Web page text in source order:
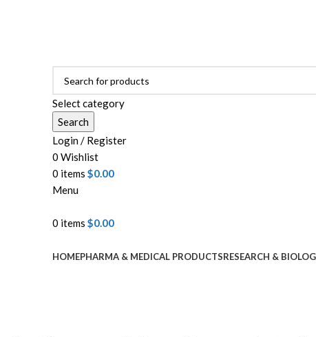
Select category
Search
Login / Register
0 Wishlist
0 items $0.00
Menu
0 items $0.00
HOMEPHARMA & MEDICAL PRODUCTSRESEARCH &